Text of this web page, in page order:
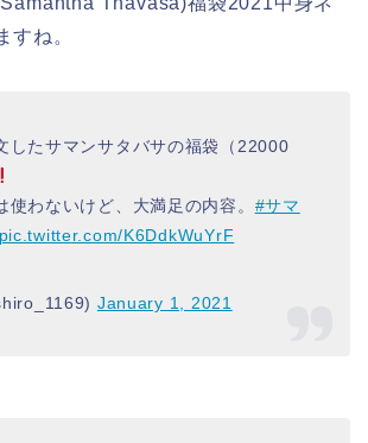
すね。
したサマンサタバサの福袋（22000
使わないけど、大満足の内容。 #サマ
pic.twitter.com/K6DdkWuYrF
January 1, 2021